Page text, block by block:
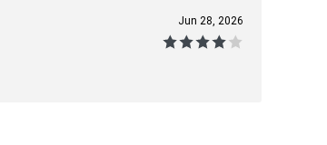
Jun 28, 2026